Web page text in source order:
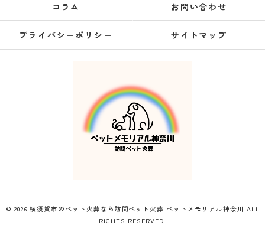
コラム お問い合わせ
プライバシーポリシー サイトマップ
© 2026 横須賀市のペット火葬なら訪問ペット火葬 ペットメモリアル神奈川 ALL
RIGHTS RESERVED.